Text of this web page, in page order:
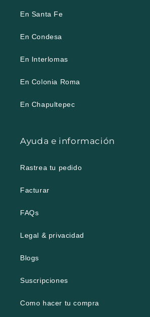
En Santa Fe
En Condesa
En Interlomas
En Colonia Roma
En Chapultepec
Ayuda e información
Rastrea tu pedido
Facturar
FAQs
Legal & privacidad
Blogs
Suscripciones
Como hacer tu compra